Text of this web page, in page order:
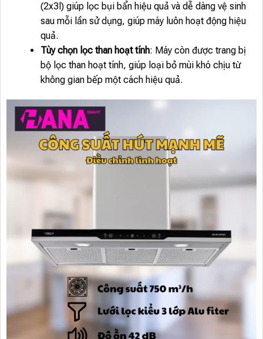
(2x3l) giúp lọc bụi bẩn hiệu quả và dễ dàng vệ sinh
sau mỗi lần sử dụng, giúp máy luôn hoạt động hiệu
quả.
Tùy chọn lọc than hoạt tính: Máy còn được trang bị
bộ lọc than hoạt tính, giúp loại bỏ mùi khó chịu từ
không gian bếp một cách hiệu quả.